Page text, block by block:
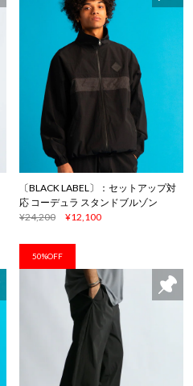
〔BLACK LABEL〕：セットアップ対
応 コーデュラ スタンドブルゾン
¥24,200
¥12,100
50%OFF